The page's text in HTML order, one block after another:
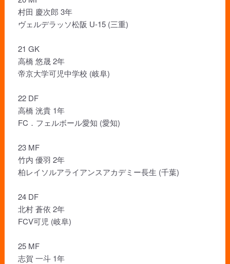
村田 慶次郎 3年
ヴェルデラッソ松阪 U-15 (三重)
21 GK
高橋 悠晟 2年
帝京大学可児中学校 (岐阜)
22 DF
高橋 洸貴 1年
FC．フェルボール愛知 (愛知)
23 MF
竹内 優羽 2年
柏レイソルアライアンスアカデミー長生 (千葉)
24 DF
北村 蒼依 2年
FCV可児 (岐阜)
25 MF
志賀 一斗 1年